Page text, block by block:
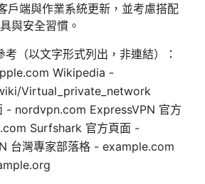
戶端與作業系統更新，並考慮搭配
與安全習慣。
（以文字形式列出，非連結）：
Wikipedia -
Virtual_private_network
- nordvpn.com ExpressVPN 官方
Surfshark 官方頁面 -
台灣專家部落格 - example.com